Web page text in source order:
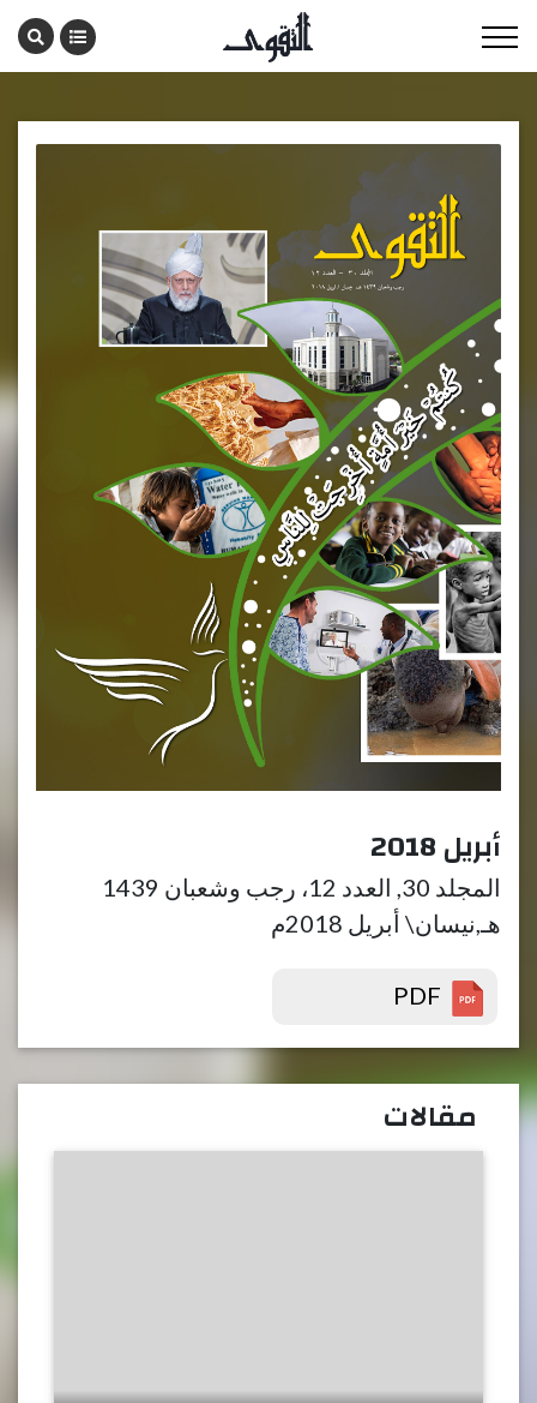
أبريل 2018
المجلد 30, العدد 12، رجب وشعبان 1439
هـ,نيسان\ أبريل 2018م
مقالات